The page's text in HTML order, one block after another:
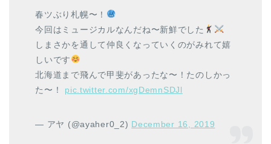
春ツぶり札幌〜！
今回はミュージカルなんだね〜新鮮でした
しまさかを通して仲良くなっていくのがみれて嬉
しいです
北海道まで飛んで甲斐があったな〜！たのしかっ
た〜！ pic.twitter.com/xgDemnSDJl
— アヤ (@ayaher0_2) December 16, 2019